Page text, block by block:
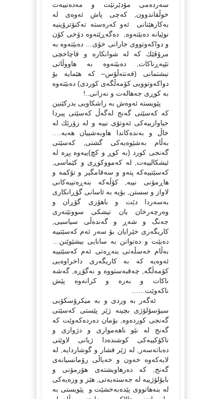
سەردەمى مۆدێرنێت و مەدەنییەت
خوڵقاندوون, كەچى پاش ئەوەى لە
بەكارهێنانى ئەو كەرەستە تەكنۆترۆینیە
نوێیانە دەبێتەوە, دەگەڕێتەوە دۆخى كۆن
و دواكەوتووى جارانى خۆى… دەبێتەوە بە
مرۆڤێك كە لە شوانكارە و قاچاخچى
تێپەڕناكات, دەبێتەوە بە هاووڵاتى
نیشتمانى (فەنتەڵۆس– كە هێمایە بۆ
دواكەوتوویى كۆمەڵگەى كوردى) دەبێتەوە
بە كوڕى جەهالەت و نەزانى..!
پێویستە ئەوەش بە راشكاویى بدركێنین
كە كەسێتى گەنج لەگەڵ كەسێتى پیردا
جیاوازییەكى ئەوتۆى نییە و لە زۆرێك لە
خاڵ و بەندەكاندا هاوبەشییان هەیە….
بەڵام بەشێوەیەكى گشتى, كەسێتى
گەنجى كورد (بە كوڕ و كچ)ییەوە پڕە لە
ئیشكالییەت, لە كەمووكوڕى و كێماسى,
كەسێتییەكە پتەو و سەقامگیر و تۆكمە و
هاڕمۆنى نییە, كۆڵەكە بنەڕەتییەكانى
لاواز و سستن, بۆیە بە ئاسانى گۆڕانكاری
بەسەردا دێت و باهۆزى گۆڕان و
وەرچەرخان یان تیشكى سووتێنەرى
جەنگ و شەڕ و گەندەڵى سیاسیى,
كاریگەرى خێرایان بۆ سەر ئەم كەسێتییە
دەبێت و دەتوانن بە سانایى بیشێوێنن…
بەڵام خەسڵەتى بنەڕەتى ئەم كەسێتییە
ئەوەیە كە بە كاریگەرى داخراوەیى
كۆمەڵگە, چەقبەستووە و نەگۆڕە, گەشە
ناكات و بەرە و كرانەوە پێش
ناكەوێت……
ئەگەر بە وردى و بە میكرۆسكۆبى
سیۆسۆلۆژى بچینە ژێر پێستى كەسێتى
گەنجى كوردەوە, بۆمان دەردەكەوێت كە
گەنج لە نێو ناهەموارى و دژوارى و
ناكۆكییەكى كوشندەدا ژیانى لاوێتى
دەباتەسەر, لە ژێر فشار و گوشاردایە, لە
لایەكەوە خەون و خەیاڵى رۆمانسیانەى
گەنج, كە دەرهاویشتەى هۆرمۆنى و
بایۆلۆژییە لە جەستەیەتى, هێز و وزەیەكى
لە بنەهاتووى پێدەبەخشێت و پێویستى بە